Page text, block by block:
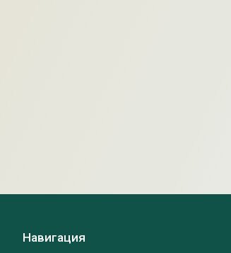
Навигация